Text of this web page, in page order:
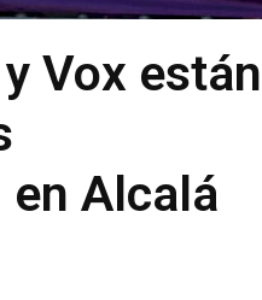
Vox están
Alcalá